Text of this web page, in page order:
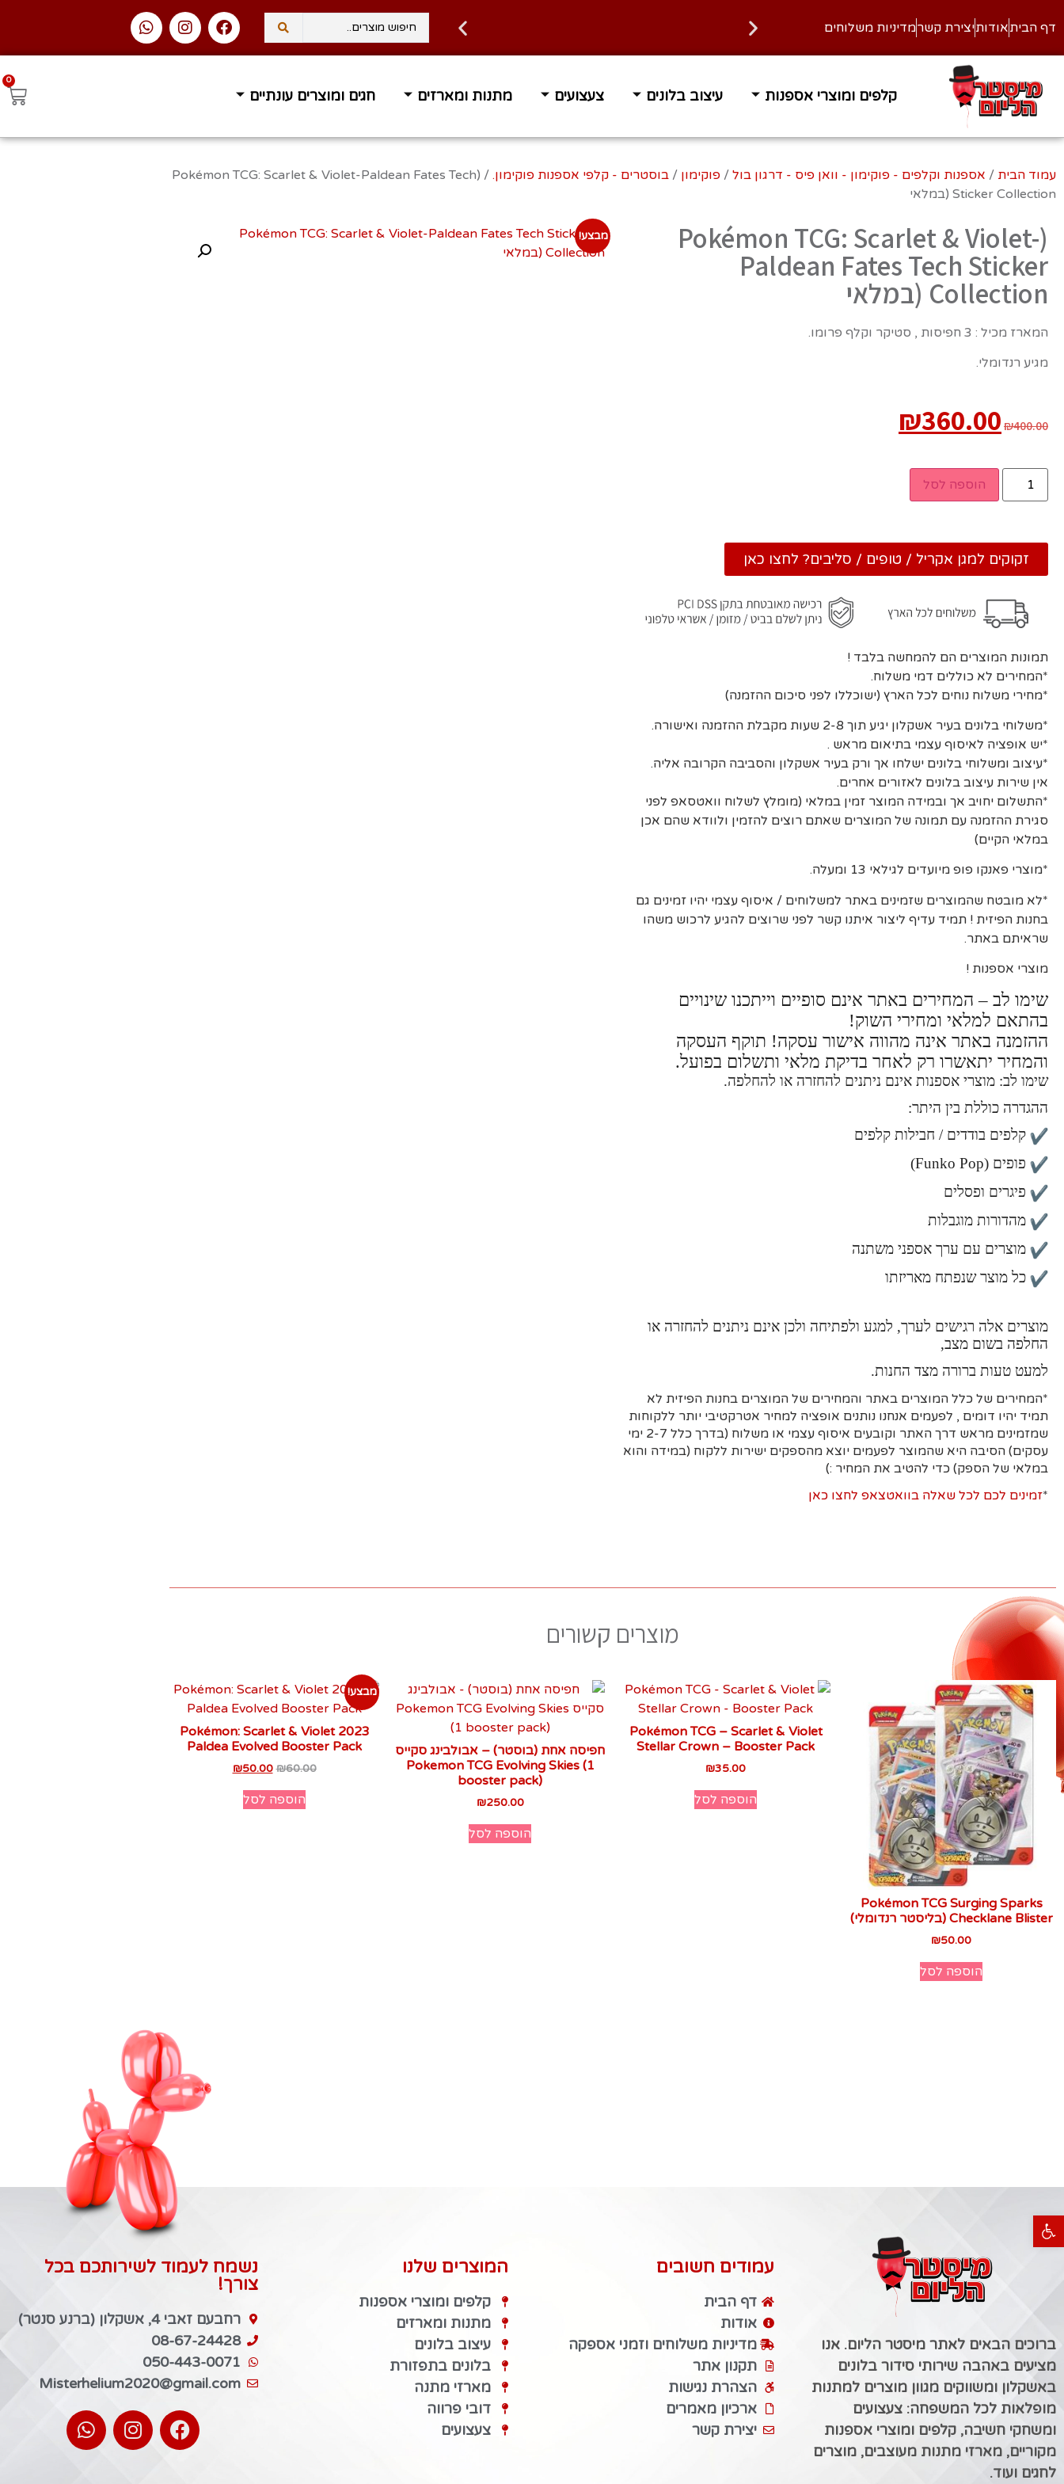
פתח סרגל נגישות
דף הביתאודותיצירת קשרמדיניות משלוחים
קלפים ומוצרי אספנות עיצוב בלונים צעצועים מתנות ומארזים חגים ומוצרים עונתיים
0
עמוד הבית / אספנות וקלפים - פוקימון - וואן פיס - דרגון בול / פוקימון / בוסטרים - קלפי אספנות פוקימון.
/ (Pokémon TCG: Scarlet & Violet-Paldean Fates Tech
Sticker Collection (במלאי
(Pokémon TCG: Scarlet & Violet-
Paldean Fates Tech Sticker
Collection (במלאי
המארז מכיל : 3 חפיסות , סטיקר וקלף פרומו.
מגיע רנדומלי.
₪400.00
₪360.00
הוספה לסל
זקוקים למגן אקריל / טופים / סליבים? לחצו כאן
תמונות המוצרים הם להמחשה בלבד !
*המחירים לא כוללים דמי משלוח.
*מחירי משלוח נוחים לכל הארץ (ישוכללו לפני סיכום ההזמנה)
*משלוחי בלונים בעיר אשקלון יגיע תוך 2-8 שעות מקבלת ההזמנה ואישורה.
*יש אופציה לאיסוף עצמי בתיאום מראש .
*עיצוב ומשלוחי בלונים ישלחו אך ורק בעיר אשקלון והסביבה הקרובה אליה.
אין שירות עיצוב בלונים לאזורים אחרים.
*התשלום יחויב אך ובמידה המוצר זמין במלאי (מומלץ לשלוח וואטסאפ לפני
סגירת ההזמנה עם תמונה של המוצרים שאתם רוצים להזמין ולוודא שהם אכן
במלאי הקיים)
*מוצרי פאנקו פופ מיועדים לגילאי 13 ומעלה.
*לא מובטח שהמוצרים שזמינים באתר למשלוחים / איסוף עצמי יהיו זמינים גם
בחנות הפיזית ! תמיד עדיף ליצור איתנו קשר לפני שרוצים להגיע לרכוש משהו
שראיתם באתר.
מוצרי אספנות !
שימו לב – המחירים באתר אינם סופיים וייתכנו שינויים
בהתאם למלאי ומחירי השוק!
ההזמנה באתר אינה מהווה אישור עסקה! תוקף העסקה
והמחיר יתאשרו רק לאחר בדיקת מלאי ותשלום בפועל.
שימו לב: מוצרי אספנות אינם ניתנים להחזרה או להחלפה.
ההגדרה כוללת בין היתר:
קלפים בודדים / חבילות קלפים
פופים (Funko Pop)
פיגרים ופסלים
מהדורות מוגבלות
מוצרים עם ערך אספני משתנה
כל מוצר שנפתח מאריזתו
מוצרים אלה רגישים לערך, למגע ולפתיחה ולכן אינם ניתנים להחזרה או
החלפה בשום מצב,
למעט טעות ברורה מצד החנות.
*המחירים של כלל המוצרים באתר והמחירים של המוצרים בחנות הפיזית לא
תמיד יהיו דומים , לפעמים אנחנו נותנים אופציה למחיר אטרקטיבי יותר ללקוחות
שמזמינים מראש דרך האתר וקובעים איסוף עצמי או משלוח (בדרך כלל 2-7 ימי
עסקים) הסיבה היא שהמוצר לפעמים יוצא מהספקים ישירות ללקוח (במידה והוא
במלאי של הספק) כדי להטיב את המחיר :)
*זמינים לכם לכל שאלה בוואטצאפ לחצו כאן
מבצע!
מוצרים קשורים
Pokémon TCG Surging Sparks
Checklane Blister (בליסטר רנדומלי)
₪50.00
הוספה לסל
Pokémon TCG – Scarlet & Violet
Stellar Crown – Booster Pack
₪35.00
הוספה לסל
חפיסה אחת (בוסטר) – אבולבינג סקייס
Pokemon TCG Evolving Skies (1
booster pack)
₪250.00
הוספה לסל
מבצע!
2023 Pokémon: Scarlet & Violet
Paldea Evolved Booster Pack
₪60.00
₪50.00
הוספה לסל
ברוכים הבאים לאתר מיסטר הליום. אנו
מציעים באהבה שירותי סידור בלונים
באשקלון ומשווקים מגוון מוצרים למתנות
מופלאות לכל המשפחה: צעצועים
ומשחקי חשיבה, קלפים ומוצרי אספנות
מקוריים, מארזי מתנות מעוצבים, מוצרים
לחגים ועוד.
עמודים חשובים
דף הבית
אודות
מדיניות משלוחים וזמני אספקה
תקנון אתר
הצהרת נגישות
ארכיון מאמרים
יצירת קשר
המוצרים שלנו
קלפים ומוצרי אספנות
מתנות ומארזים
עיצוב בלונים
בלונים בתפזורת
מארזי מתנה
דובי פרווה
צעצועים
נשמח לעמוד לשירותכם בכל
צורך!
רחבעם זאבי 4, אשקלון (ברנע סנטר)
08-67-24428
050-443-0071
Misterhelium2020@gmail.com